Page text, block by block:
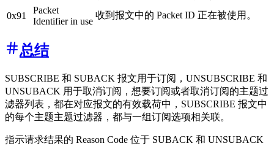
0x91
Packet
Identifier in use
收到报文中的 Packet ID 正在被使用。
总结
SUBSCRIBE 和 SUBACK 报文用于订阅，UNSUBSCRIBE 和
UNSUBACK 用于取消订阅，想要订阅或者取消订阅的主题过
滤器列表，都在对应报文的有效载荷中，SUBSCRIBE 报文中
的每个主题主题过滤器，都与一组订阅选项相关联。
指示请求结果的 Reason Code 位于 SUBACK 和 UNSUBACK